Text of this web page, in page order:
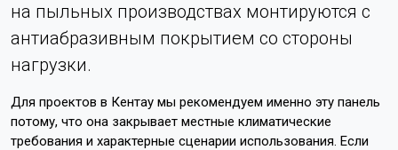
на пыльных производствах монтируются с
антиабразивным покрытием со стороны
нагрузки.
Для проектов в Кентау мы рекомендуем именно эту панель
потому, что она закрывает местные климатические
требования и характерные сценарии использования. Если